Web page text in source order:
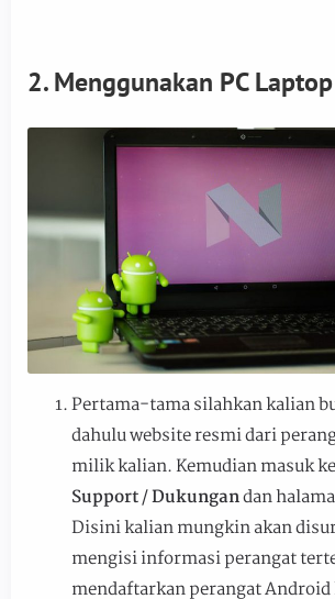
2. Menggunakan PC Laptop
Pertama-tama silahkan kalian
dahulu website resmi dari
milik kalian. Kemudian masuk
Support/Dukungandan
Disini kalian mungkin akan
mengisi informasi perangat
mendaftarkan perangat Android